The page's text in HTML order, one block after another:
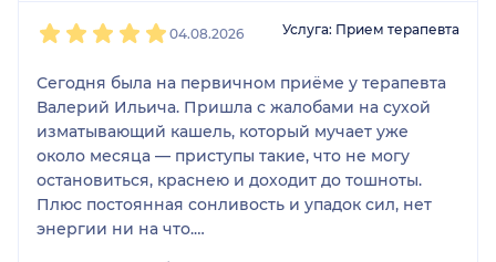
04.08.2026 Услуга: Прием терапевта
Сегодня была на первичном приёме у терапевта
Валерий Ильича. Пришла с жалобами на сухой
изматывающий кашель, который мучает уже
около месяца — приступы такие, что не могу
остановиться, краснею и доходит до тошноты.
Плюс постоянная сонливость и упадок сил, нет
энергии ни на что.